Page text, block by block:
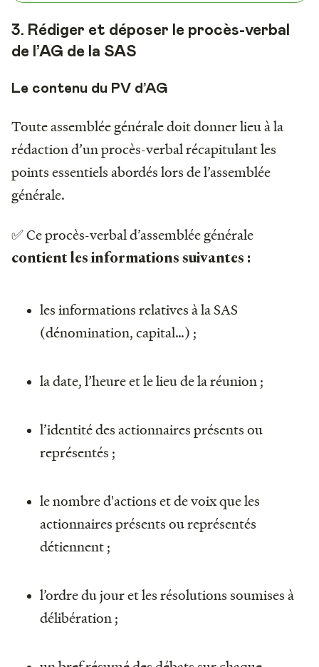
3. Rédiger et déposer le procès-verbal
de l’AG de la SAS
Le contenu du PV d’AG
Toute assemblée générale doit donner lieu à la
rédaction d’un procès-verbal récapitulant les
points essentiels abordés lors de l’assemblée
générale.
✅ Ce procès-verbal d’assemblée générale
contient les informations suivantes :
les informations relatives à la SAS
(dénomination, capital…) ;
la date, l’heure et le lieu de la réunion ;
l’identité des actionnaires présents ou
représentés ;
le nombre d'actions et de voix que les
actionnaires présents ou représentés
détiennent ;
l’ordre du jour et les résolutions soumises à
délibération ;